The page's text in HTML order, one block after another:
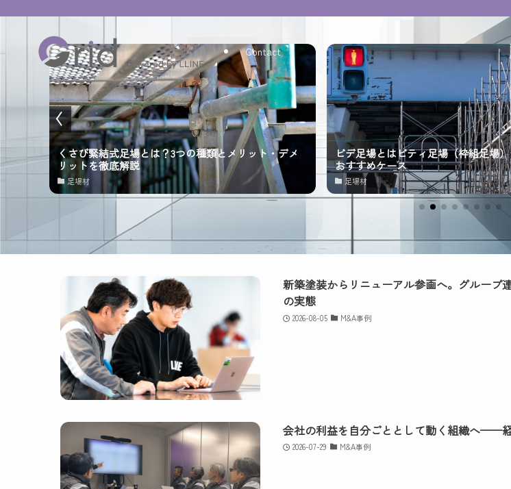
Contact
くさび緊結式足場とは？3つの種類とメリット・デメ
リットを徹底解説
足場材
ビデ足場とはビティ足場（枠組足場
おすすめケース
足場材
新築塗装からリニューアル参画へ。グループ
の実態
2026-08-05 M&A事例
会社の利益を自分ごととして動く組織へ——
2026-07-29 M&A事例